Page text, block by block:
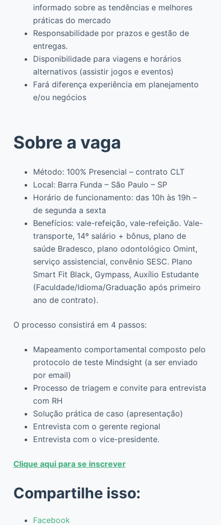
informado sobre as tendências e melhores
práticas do mercado
Responsabilidade por prazos e gestão de
entregas.
Disponibilidade para viagens e horários
alternativos (assistir jogos e eventos)
Fará diferença experiência em planejamento
e/ou negócios
Sobre a vaga
Método: 100% Presencial – contrato CLT
Local: Barra Funda – São Paulo – SP
Horário de funcionamento: das 10h às 19h –
de segunda a sexta
Benefícios: vale-refeição, vale-refeição. Vale-
transporte, 14º salário + bônus, plano de
saúde Bradesco, plano odontológico Omint,
serviço assistencial, convênio SESC. Plano
Smart Fit Black, Gympass, Auxílio Estudante
(Faculdade/Idioma/Graduação após primeiro
ano de contrato).
O processo consistirá em 4 passos:
Mapeamento comportamental composto pelo
protocolo de teste Mindsight (a ser enviado
por email)
Processo de triagem e convite para entrevista
com RH
Solução prática de caso (apresentação)
Entrevista com o gerente regional
Entrevista com o vice-presidente.
Clique aqui para se inscrever
Compartilhe isso:
Facebook